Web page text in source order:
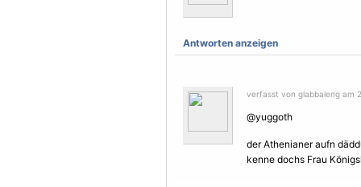
Antworten anzeigen
verfasst von glabbaleng am
@yuggoth
der Athenianer aufn
kenne dochs Frau